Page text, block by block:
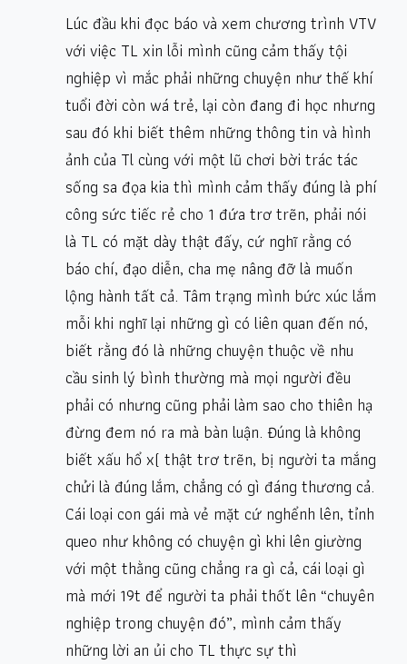
Lúc đầu khi đọc báo và xem chương trình VTV
với việc TL xin lỗi mình cũng cảm thấy tội
nghiệp vì mắc phải những chuyện như thế khí
tuổi đời còn wá trẻ, lại còn đang đi học nhưng
sau đó khi biết thêm những thông tin và hình
ảnh của Tl cùng với một lũ chơi bời trác tác
sống sa đọa kia thì mình cảm thấy đúng là phí
công sức tiếc rẻ cho 1 đứa trơ trẽn, phải nói
là TL có mặt dày thật đấy, cứ nghĩ rằng có
báo chí, đạo diễn, cha mẹ nâng đỡ là muốn
lộng hành tất cả. Tâm trạng mình bức xúc lắm
mỗi khi nghĩ lại những gì có liên quan đến nó,
biết rằng đó là những chuyện thuộc về nhu
cầu sinh lý bình thường mà mọi người đều
phải có nhưng cũng phải làm sao cho thiên hạ
đừng đem nó ra mà bàn luận. Đúng là không
biết xấu hổ x( thật trơ trẽn, bị người ta mắng
chửi là đúng lắm, chẳng có gì đáng thương cả.
Cái loại con gái mà vẻ mặt cứ nghểnh lên, tỉnh
queo như không có chuyện gì khi lên giường
với một thằng cũng chẳng ra gì cả, cái loại gì
mà mới 19t để người ta phải thốt lên “chuyên
nghiệp trong chuyện đó”, mình cảm thấy
những lời an ủi cho TL thực sự thì